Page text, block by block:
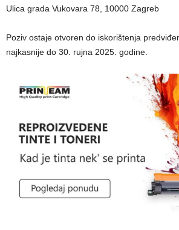
Ulica grada Vukovara 78, 10000 Zagreb
Poziv ostaje otvoren do iskorištenja
najkasnije do 30. rujna 2025. godine.